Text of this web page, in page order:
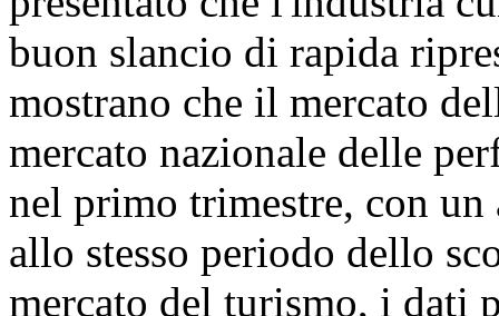
buon slancio di rapida
mostrano che il mercato
mercato nazionale delle
nel primo trimestre, con
allo stesso periodo dello
mercato del turismo, i dati